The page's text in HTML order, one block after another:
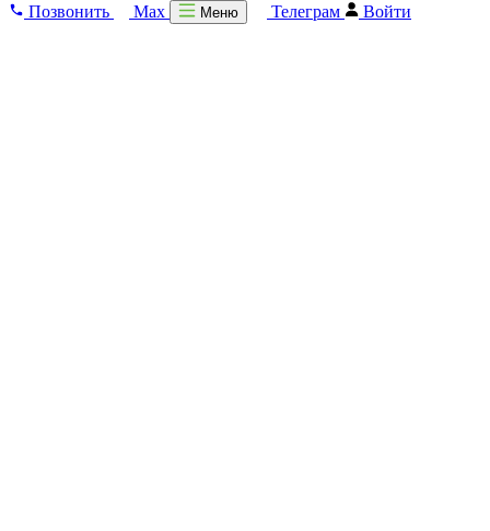
Позвонить
Max Меню Телеграм Войти